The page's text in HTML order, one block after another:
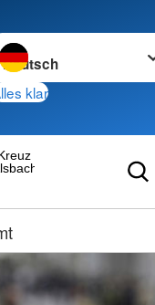
wechseln zu
klar